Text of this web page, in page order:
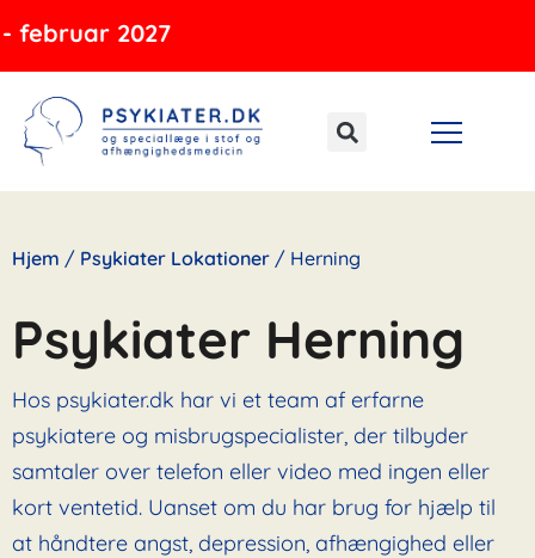
Gå
indholdet
2027
Hjem / Psykiater Lokationer / Herning
Psykiater Herning
Hos psykiater.dk har vi et team af erfarne
psykiatere og misbrugspecialister, der tilbyder
samtaler over telefon eller video med ingen eller
kort ventetid. Uanset om du har brug for hjælp til
at håndtere angst, depression, afhængighed eller